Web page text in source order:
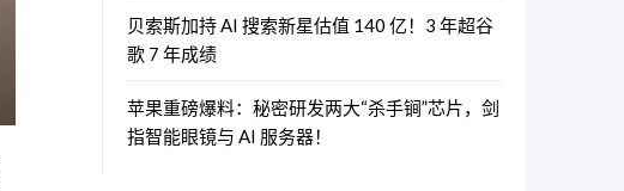
贝索斯加持 AI 搜索新星估值 140 亿！3 年超谷
歌 7 年成绩
苹果重磅爆料：秘密研发两大“杀手锏”芯片，剑
指智能眼镜与 AI 服务器！